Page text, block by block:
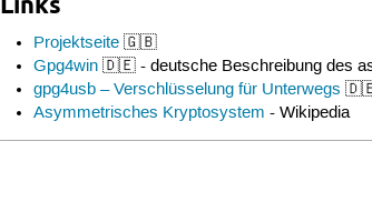
Projektseite🇬🇧
Gpg4win🇩🇪 - deutsche Beschreibung des
gpg4usb – Verschlüsselung für Unterwegs 🇩🇪
Asymmetrisches Kryptosystem - Wikipedia